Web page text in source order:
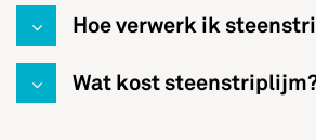
Hoe verwerk ik
Wat kost